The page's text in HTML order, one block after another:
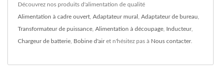
Découvrez nos produits d'alimentation de qualité
Alimentation à cadre ouvert Adaptateur mural Adaptateur de bureau
Transformateur de puissance Alimentation à découpage Inducteur,
Chargeur de batterie Bobine d'airet n'hésitez pas à Nous contacter.